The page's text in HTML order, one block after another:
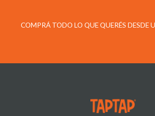
COMPRÁ TODO LO QUE QUERÉS DESDE